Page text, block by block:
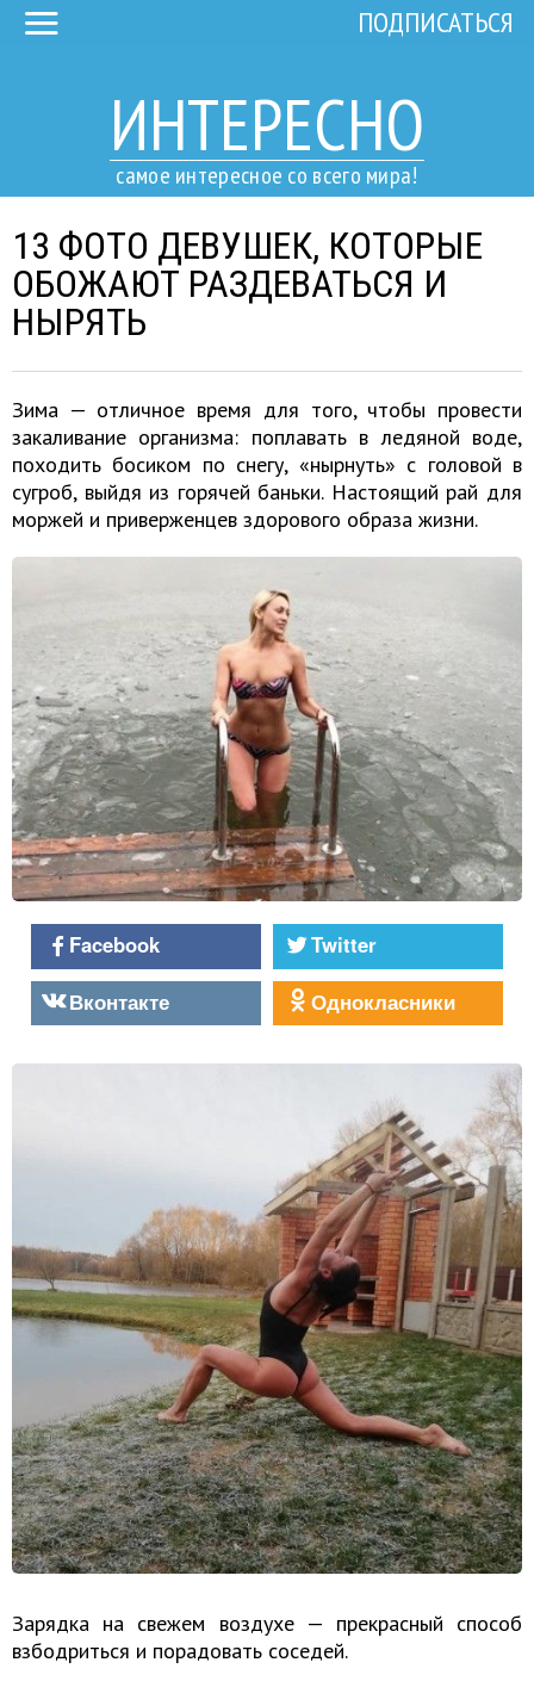
ИНТЕРЕСНО
самое интересное со всего мира!
ПОДПИСАТЬСЯ
13 ФОТО ДЕВУШЕК, КОТОРЫЕ
ОБОЖАЮТ РАЗДЕВАТЬСЯ И
НЫРЯТЬ
Зима — отличное время для того, чтобы провести
закаливание организма: поплавать в ледяной воде,
походить босиком по снегу, «нырнуть» с головой в
сугроб, выйдя из горячей баньки. Настоящий рай для
моржей и приверженцев здорового образа жизни.
Facebook
Twitter
Вконтакте
Однокласники
Зарядка на свежем воздухе — прекрасный способ
взбодриться и порадовать соседей.